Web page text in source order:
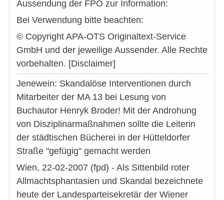
Aussendung der FPÖ zur Information:
Bei Verwendung bitte beachten:
© Copyright APA-OTS Originaltext-Service
GmbH und der jeweilige Aussender. Alle Rechte
vorbehalten. [Disclaimer]
Jenewein: Skandalöse Interventionen durch
Mitarbeiter der MA 13 bei Lesung von
Buchautor Henryk Broder! Mit der Androhung
von Disziplinarmaßnahmen sollte die Leiterin
der städtischen Bücherei in der Hütteldorfer
Straße "gefügig" gemacht werden
Wien, 22-02-2007 (fpd) - Als Sittenbild roter
Allmachtsphantasien und Skandal bezeichnete
heute der Landesparteisekretär der Wiener